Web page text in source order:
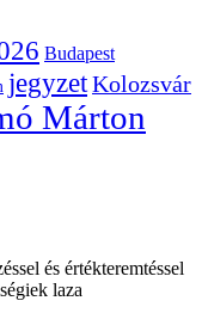
Budapest
jegyzetKolozsvár
Márton
és értékteremtéssel
laza